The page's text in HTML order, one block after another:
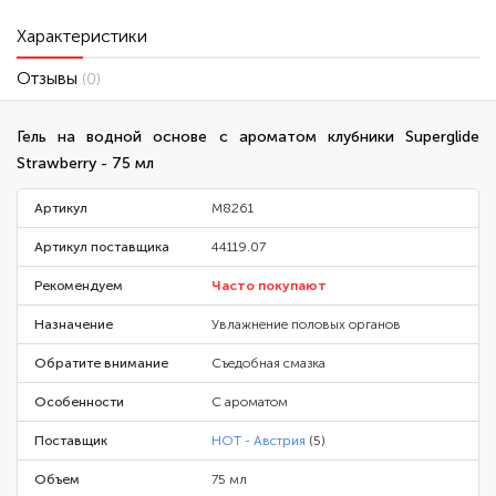
Характеристики
Отзывы (0)
Гель на водной основе с ароматом клубники Superglide
Strawberry - 75 мл
Артикул M8261
Артикул поставщика 44119.07
Рекомендуем Часто покупают
Назначение Увлажнение половых органов
Обратите внимание Съедобная смазка
Особенности С ароматом
Поставщик HOT - Австрия (5)
Объем 75 мл